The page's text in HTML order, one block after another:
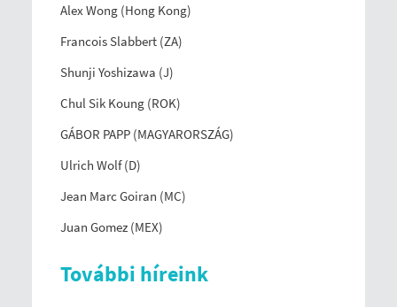
Alex Wong (Hong Kong)
Francois Slabbert (ZA)
Shunji Yoshizawa (J)
Chul Sik Koung (ROK)
GÁBOR PAPP (MAGYARORSZÁG)
Ulrich Wolf (D)
Jean Marc Goiran (MC)
Juan Gomez (MEX)
További híreink